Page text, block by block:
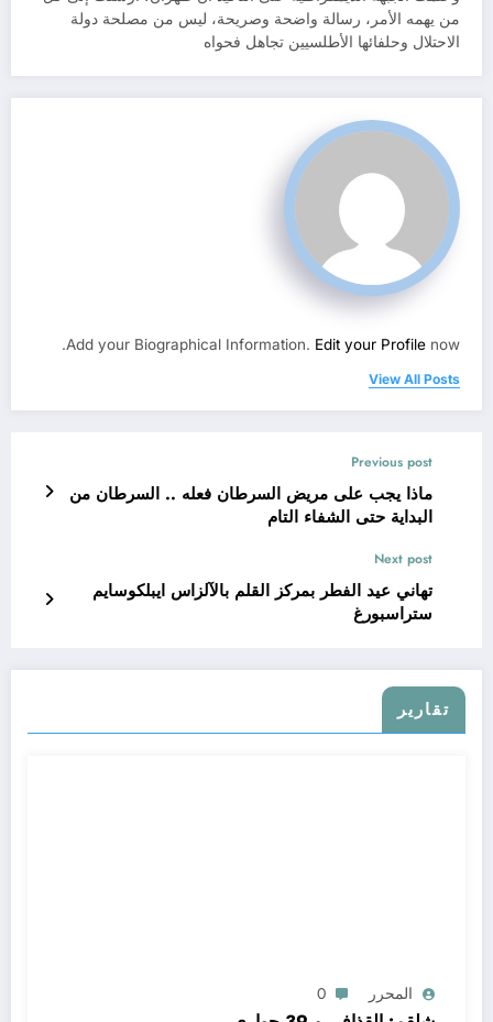
من يهمه الأمر، رسالة واضحة وصريحة، ليس من مصلحة دولة
الاحتلال وحلفائها الأطلسيين تجاهل فحواه
Add your Biographical Information. Edit your Profile now.
View All Posts
Previous post
ماذا يجب على مريض السرطان فعله .. السرطان من
البداية حتى الشفاء التام
Next post
تهاني عيد الفطر بمركز القلم بالآلزاس ايبلكوسايم
ستراسبورغ
تقارير
المحرر 0